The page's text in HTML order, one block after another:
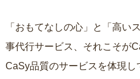
「おもてなしの心」と「高い
事代行サービス、それこそが
CaSy品質のサービスを体現